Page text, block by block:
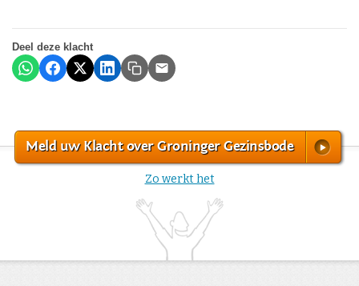
Deel deze klacht
Meld uw Klacht over Groninger Gezinsbode
Zo werkt het